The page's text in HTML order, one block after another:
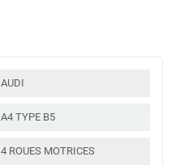
AUDI
A4 TYPE B5
4 ROUES MOTRICES